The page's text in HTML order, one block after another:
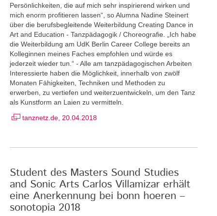
Persönlichkeiten, die auf mich sehr inspirierend wirken und
mich enorm profitieren lassen“, so Alumna Nadine Steinert
über die berufsbegleitende Weiterbildung Creating Dance in
Art and Education - Tanzpädagogik / Choreografie. „Ich habe
die Weiterbildung am UdK Berlin Career College bereits an
Kolleginnen meines Faches empfohlen und würde es
jederzeit wieder tun.“ - Alle am tanzpädagogischen Arbeiten
Interessierte haben die Möglichkeit, innerhalb von zwölf
Monaten Fähigkeiten, Techniken und Methoden zu
erwerben, zu vertiefen und weiterzuentwickeln, um den Tanz
als Kunstform an Laien zu vermitteln.
tanznetz.de, 20.04.2018
Student des Masters Sound Studies
and Sonic Arts Carlos Villamizar erhält
eine Anerkennung bei bonn hoeren –
sonotopia 2018